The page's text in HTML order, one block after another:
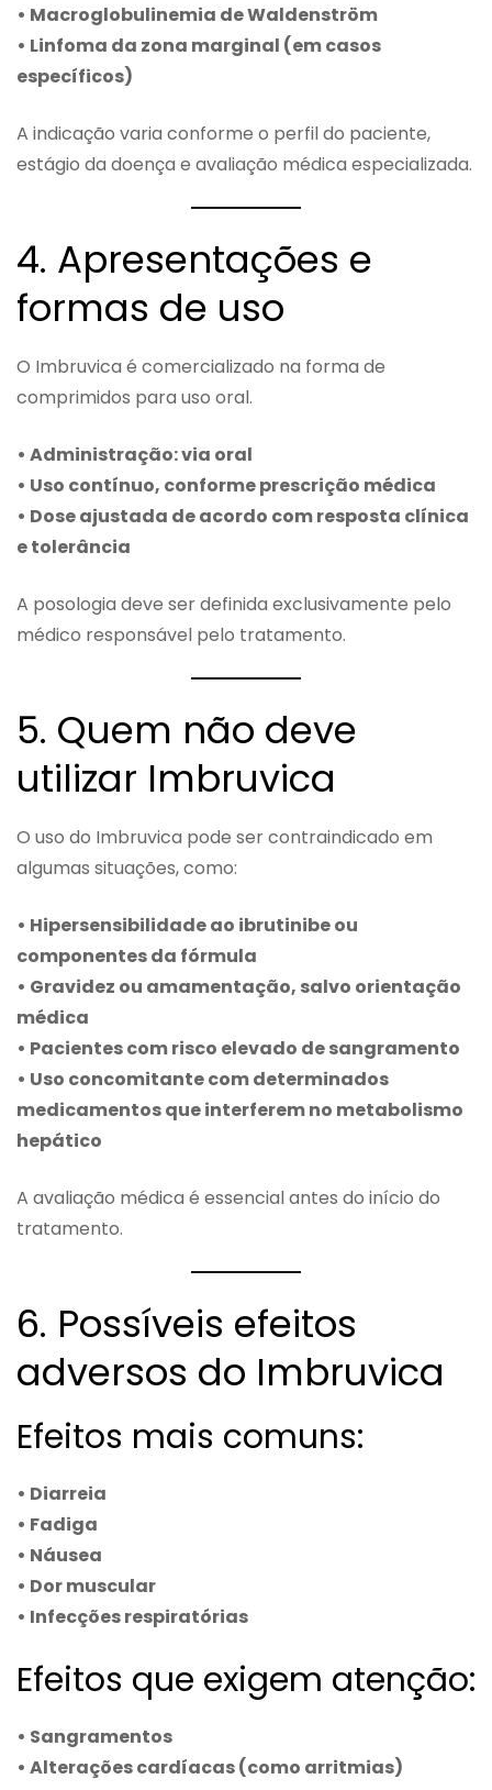
• Macroglobulinemia de Waldenström
• Linfoma da zona marginal (em casos
específicos)
A indicação varia conforme o perfil do paciente,
estágio da doença e avaliação médica especializada.
4. Apresentações e
formas de uso
O Imbruvica é comercializado na forma de
comprimidos para uso oral.
• Administração: via oral
• Uso contínuo, conforme prescrição médica
• Dose ajustada de acordo com resposta clínica
e tolerância
A posologia deve ser definida exclusivamente pelo
médico responsável pelo tratamento.
5. Quem não deve
utilizar Imbruvica
O uso do Imbruvica pode ser contraindicado em
algumas situações, como:
• Hipersensibilidade ao ibrutinibe ou
componentes da fórmula
• Gravidez ou amamentação, salvo orientação
médica
• Pacientes com risco elevado de sangramento
• Uso concomitante com determinados
medicamentos que interferem no metabolismo
hepático
A avaliação médica é essencial antes do início do
tratamento.
6. Possíveis efeitos
adversos do Imbruvica
Efeitos mais comuns:
• Diarreia
• Fadiga
• Náusea
• Dor muscular
• Infecções respiratórias
Efeitos que exigem atenção:
• Sangramentos
• Alterações cardíacas (como arritmias)